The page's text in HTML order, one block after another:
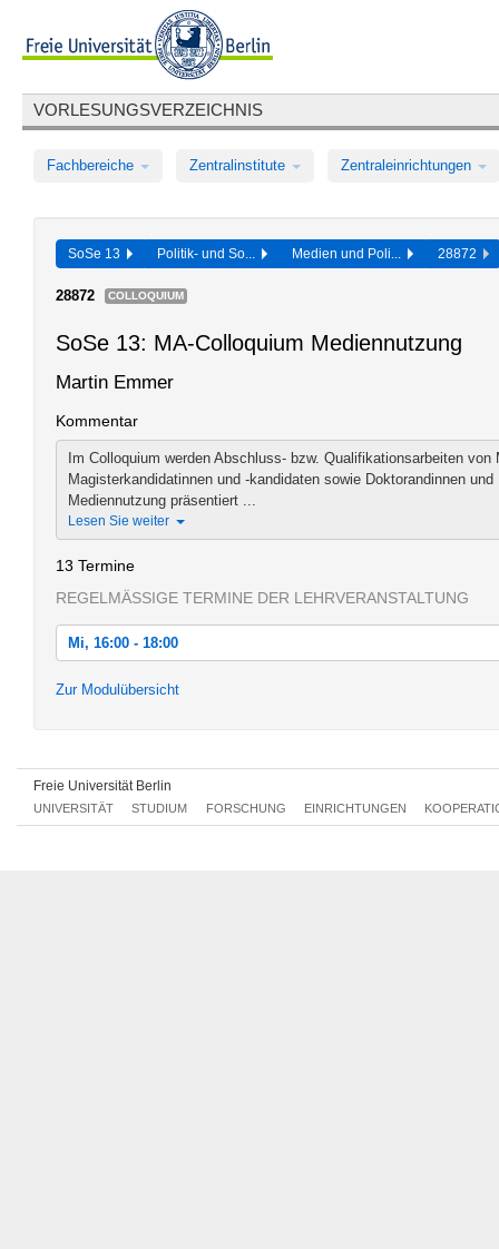
VORLESUNGSVERZEICHNIS
Fachbereiche Zentralinstitute Zentraleinrichtungen
SoSe 13 Politik- und So... Medien und Poli... 28872
28872 COLLOQUIUM
SoSe 13: MA-Colloquium Mediennutzung
Martin Emmer
Kommentar
Im Colloquium werden Abschluss- bzw. Qualifikationsarbeiten von
Magisterkandidatinnen und -kandidaten sowie Doktorandinnen
Mediennutzung präsentiert ...
Lesen Sie weiter
13 Termine
REGELMÄSSIGE TERMINE DER LEHRVERANSTALTUNG
Mi, 16:00 - 18:00
Mi, 10.04.2013 16:00 - 18:00
Mi, 08.05.2013 16:00 - 18:00
Mi, 15.05.2013 16:00 - 18:00
Zur Modulübersicht
Freie Universität Berlin
UNIVERSITÄT STUDIUM FORSCHUNG EINRICHTUNGEN